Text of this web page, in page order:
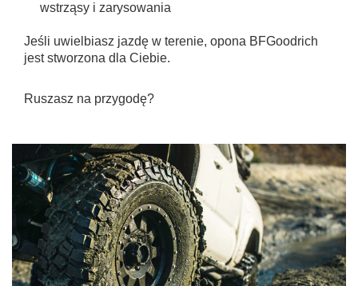
wstrząsy i zarysowania
Jeśli uwielbiasz jazdę w terenie, opona BFGoodrich
jest stworzona dla Ciebie.
Ruszasz na przygodę?